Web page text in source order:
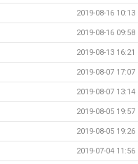
2019-08-16 10:13
2019-08-16 09:58
2019-08-13 16:21
2019-08-07 17:07
2019-08-07 13:14
2019-08-05 19:57
2019-08-05 19:26
2019-07-04 11:56